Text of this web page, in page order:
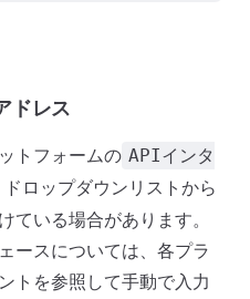
ドレス
トフォームの APIインタ
ドロップダウンリストから
ている場合があります。
ースについては、各プラ
トを参照して手動で入力